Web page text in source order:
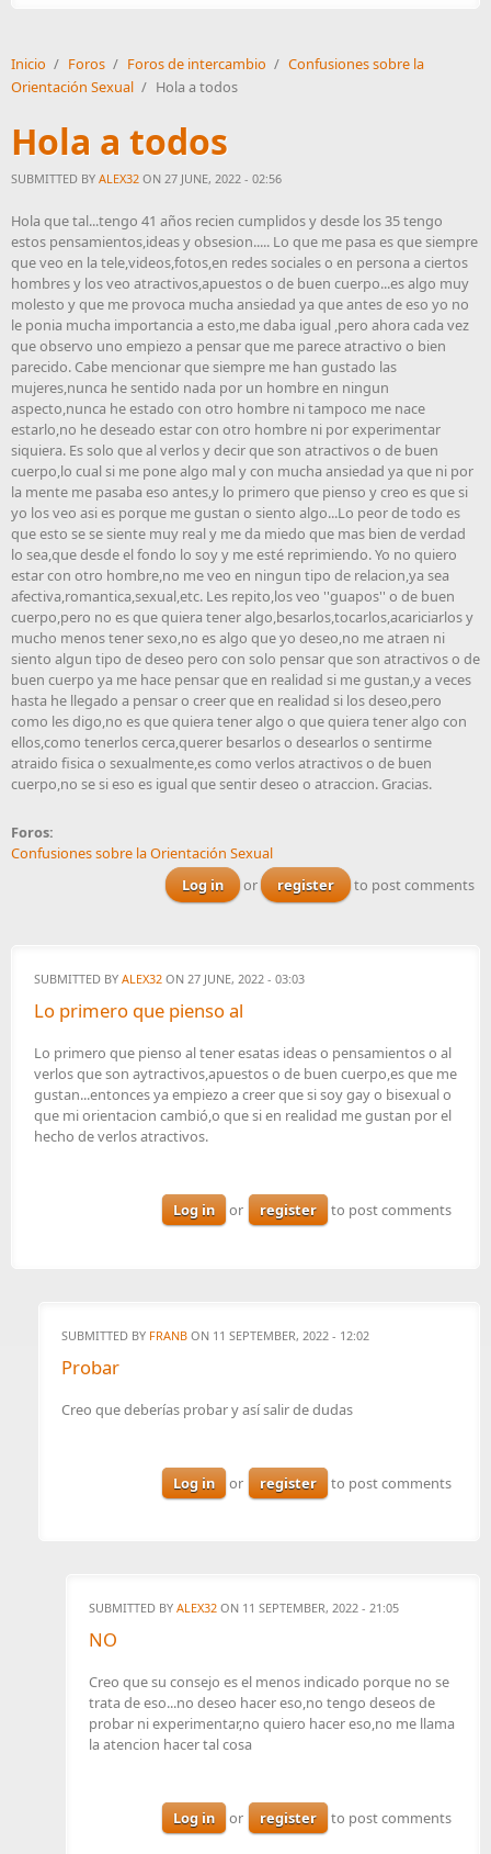
Inicio / Foros / Foros de intercambio / Confusiones sobre la
Orientación Sexual / Hola a todos
Hola a todos
SUBMITTED BY ALEX32 ON 27 JUNE, 2022 - 02:56
Hola que tal...tengo 41 años recien cumplidos y desde los 35 tengo
estos pensamientos,ideas y obsesion..... Lo que me pasa es que siempre
que veo en la tele,videos,fotos,en redes sociales o en persona a ciertos
hombres y los veo atractivos,apuestos o de buen cuerpo...es algo muy
molesto y que me provoca mucha ansiedad ya que antes de eso yo no
le ponia mucha importancia a esto,me daba igual ,pero ahora cada vez
que observo uno empiezo a pensar que me parece atractivo o bien
parecido. Cabe mencionar que siempre me han gustado las
mujeres,nunca he sentido nada por un hombre en ningun
aspecto,nunca he estado con otro hombre ni tampoco me nace
estarlo,no he deseado estar con otro hombre ni por experimentar
siquiera. Es solo que al verlos y decir que son atractivos o de buen
cuerpo,lo cual si me pone algo mal y con mucha ansiedad ya que ni por
la mente me pasaba eso antes,y lo primero que pienso y creo es que si
yo los veo asi es porque me gustan o siento algo...Lo peor de todo es
que esto se se siente muy real y me da miedo que mas bien de verdad
lo sea,que desde el fondo lo soy y me esté reprimiendo. Yo no quiero
estar con otro hombre,no me veo en ningun tipo de relacion,ya sea
afectiva,romantica,sexual,etc. Les repito,los veo ''guapos'' o de buen
cuerpo,pero no es que quiera tener algo,besarlos,tocarlos,acariciarlos y
mucho menos tener sexo,no es algo que yo deseo,no me atraen ni
siento algun tipo de deseo pero con solo pensar que son atractivos o de
buen cuerpo ya me hace pensar que en realidad si me gustan,y a veces
hasta he llegado a pensar o creer que en realidad si los deseo,pero
como les digo,no es que quiera tener algo o que quiera tener algo con
ellos,como tenerlos cerca,querer besarlos o desearlos o sentirme
atraido fisica o sexualmente,es como verlos atractivos o de buen
cuerpo,no se si eso es igual que sentir deseo o atraccion. Gracias.
Foros:
Confusiones sobre la Orientación Sexual
Log in
or register to post comments
SUBMITTED BY ALEX32 ON 27 JUNE, 2022 - 03:03
Lo primero que pienso al
Lo primero que pienso al tener esatas ideas o pensamientos o al
verlos que son aytractivos,apuestos o de buen cuerpo,es que me
gustan...entonces ya empiezo a creer que si soy gay o bisexual o
que mi orientacion cambió,o que si en realidad me gustan por el
hecho de verlos atractivos.
Log in or register to post comments
SUBMITTED BY FRANB ON 11 SEPTEMBER, 2022 - 12:02
Probar
Creo que deberías probar y así salir de dudas
Log in or register to post comments
SUBMITTED BY ALEX32 ON 11 SEPTEMBER, 2022 - 21:05
NO
Creo que su consejo es el menos indicado porque no se
trata de eso...no deseo hacer eso,no tengo deseos de
probar ni experimentar,no quiero hacer eso,no me llama
la atencion hacer tal cosa
Log in or register to post comments